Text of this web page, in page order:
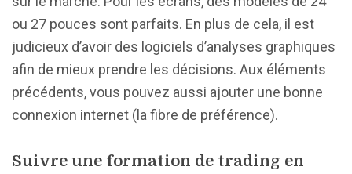
ou 27 pouces sont parfaits. En plus de cela, il est
judicieux d’avoir des logiciels d’analyses graphiques
afin de mieux prendre les décisions. Aux éléments
précédents, vous pouvez aussi ajouter une bonne
connexion internet (la fibre de préférence).
Suivre une formation de trading en